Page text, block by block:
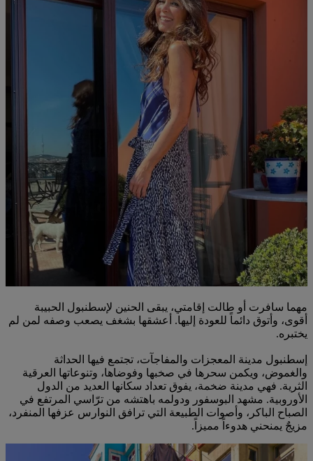
مهما سافرت أو طالت إقامتي، يبقى الحنين لإسطنبول الحبيبة
أقوى، وأتوق دائماً للعودة إليها. أعشقها بشغف يصعب وصفه لمن لم
يختبره.
إسطنبول مدينة المعجزات والمفاجآت، تجتمع فيها الحداثة
والغموض، ويكمن سحرها في صخبها وفوضاها، وتنوعاتها العرقية
الثرية. فهي مدينة ضخمة، يفوق تعداد سكانها العديد من الدول
الأوروبية. مشهد البوسفور ودولمه باهتشه من ترّاسي المرتفع في
الصباح الباكر، وأصوات الطبيعة التي ترافق النوارس عزفها المنفرد،
مزيجٌ يمنحني هدوءاً مميزاً.